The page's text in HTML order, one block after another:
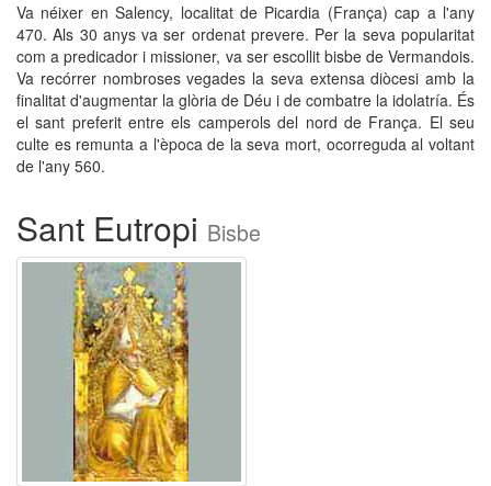
Va néixer en Salency, localitat de Picardia (França) cap a l'any
470. Als 30 anys va ser ordenat prevere. Per la seva popularitat
com a predicador i missioner, va ser escollit bisbe de Vermandois.
Va recórrer nombroses vegades la seva extensa diòcesi amb la
finalitat d'augmentar la glòria de Déu i de combatre la idolatría. És
el sant preferit entre els camperols del nord de França. El seu
culte es remunta a l'època de la seva mort, ocorreguda al voltant
de l'any 560.
Sant Eutropi Bisbe